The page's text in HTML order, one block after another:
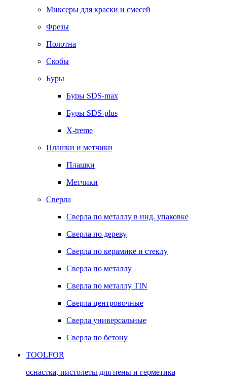
Миксеры для краски и смесей
Фрезы
Полотна
Скобы
Буры
Буры SDS-max
Буры SDS-plus
X-treme
Плашки и метчики
Плашки
Метчики
Сверла
Сверла по металлу в инд. упаковке
Сверла по дереву
Сверла по керамике и стеклу
Сверла по металлу
Сверла по металлу TIN
Сверла центровочные
Сверла универсальные
Сверла по бетону
TOOLFOR
оснастка, пистолеты для пены и герметика